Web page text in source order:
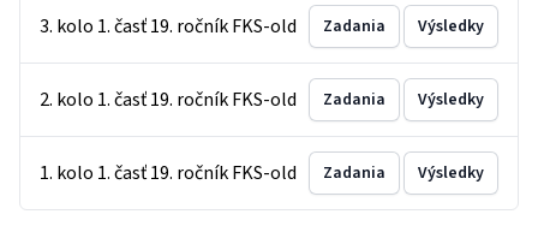
3. kolo 1. časť 19. ročník FKS-old Zadania Výsledky
2. kolo 1. časť 19. ročník FKS-old Zadania Výsledky
1. kolo 1. časť 19. ročník FKS-old Zadania Výsledky